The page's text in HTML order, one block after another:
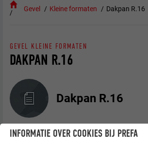
Gevel Kleine formaten Dakpan R.16
DAKPAN R.16
GEVEL KLEINE FORMATEN
Dakpan R.16
INFORMATIE OVER COOKIES BIJ PREFA